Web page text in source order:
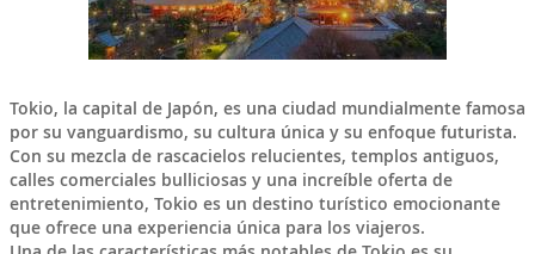
Tokio, la capital de Japón, es una ciudad mundialmente famosa
por su vanguardismo, su cultura única y su enfoque futurista.
Con su mezcla de rascacielos relucientes, templos antiguos,
calles comerciales bulliciosas y una increíble oferta de
entretenimiento, Tokio es un destino turístico emocionante
que ofrece una experiencia única para los viajeros.